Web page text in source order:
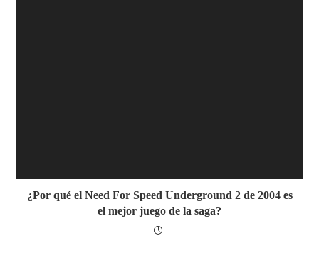
¿Por qué el Need For Speed Underground 2 de 2004 es
el mejor juego de la saga?